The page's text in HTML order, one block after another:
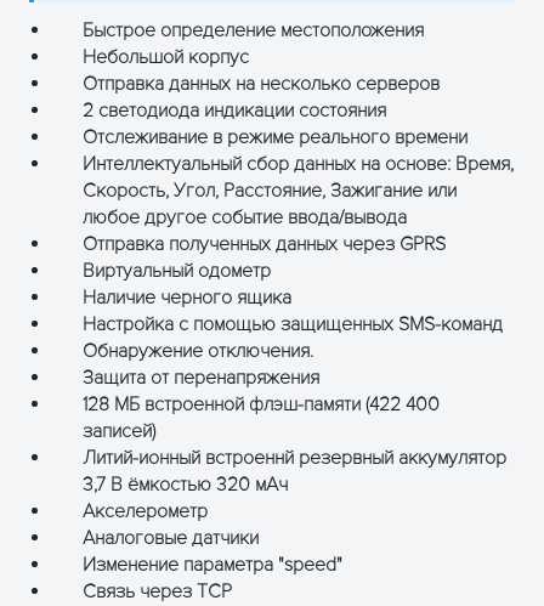
Быстрое определение местоположения
Небольшой корпус
Отправка данных на несколько серверов
2 светодиода индикации состояния
Отслеживание в режиме реального времени
Интеллектуальный сбор данных на основе: Время,
Скорость, Угол, Расстояние, Зажигание или
любое другое событие ввода/вывода
Отправка полученных данных через GPRS
Виртуальный одометр
Наличие черного ящика
Настройка с помощью защищенных SMS-команд
Обнаружение отключения.
Защита от перенапряжения
128 МБ встроенной флэш-памяти (422 400
записей)
Литий-ионный встроеннй резервный аккумулятор
3,7 В ёмкостью 320 мАч
Акселерометр
Аналоговые датчики
Изменение параметра "speed"
Связь через TCP
аккумулятора
1 месяца.
Oт +21 °C до
течение
месяцев.
Интерфейс Цифровые Входы
Аналоговые Входы
1
Цифровые
Выходы
Антенна сотовой
связи